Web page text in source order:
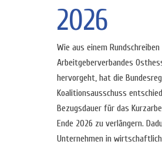
2026
Wie aus einem Rundschreiben
Arbeitgeberverbandes
hervorgeht, hat die
Koalitionsausschuss
Bezugsdauer für das
Ende 2026 zu verlängern.
Unternehmen in